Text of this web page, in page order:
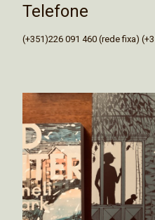
Telefone
(+351)226 091 460 (rede fixa)